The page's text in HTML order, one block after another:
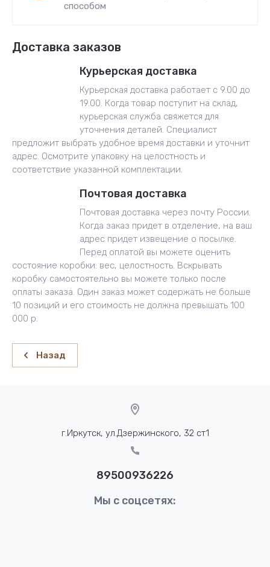
способом
Доставка заказов
Курьерская доставка
Курьерская доставка работает с 9.00 до
19.00. Когда товар поступит на склад,
курьерская служба свяжется для
уточнения деталей. Специалист
предложит выбрать удобное время доставки и уточнит
адрес. Осмотрите упаковку на целостность и
соответствие указанной комплектации.
Почтовая доставка
Почтовая доставка через почту России.
Когда заказ придет в отделение, на ваш
адрес придет извещение о посылке.
Перед оплатой вы можете оценить
состояние коробки: вес, целостность. Вскрывать
коробку самостоятельно вы можете только после
оплаты заказа. Один заказ может содержать не больше
10 позиций и его стоимость не должна превышать 100
000 р.
Назад
г.Иркутск, ул.Дзержинского, 32 ст1
89500936226
Мы с соцсетях: